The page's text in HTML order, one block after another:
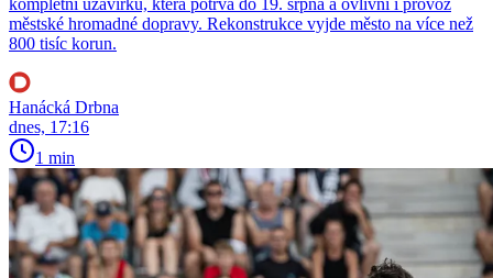
kompletní uzavírku, která potrvá do 19. srpna a ovlivní i provoz
městské hromadné dopravy. Rekonstrukce vyjde město na více než
800 tisíc korun.
Hanácká Drbna
dnes, 17:16
1 min